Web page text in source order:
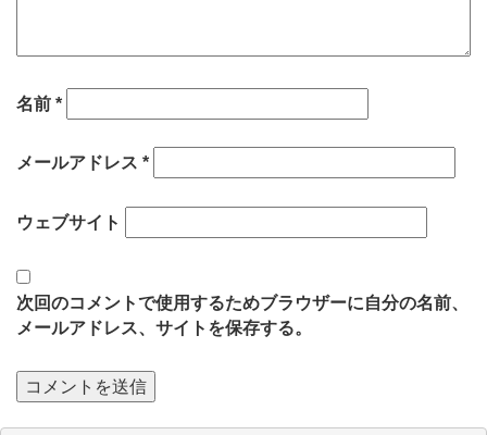
名前 *
メールアドレス *
ウェブサイト
次回のコメントで使用するためブラウザーに自分の名前、
メールアドレス、サイトを保存する。